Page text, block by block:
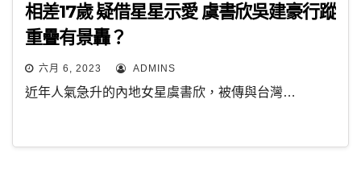
相差17歲 疑借星星示愛 虞書欣吳建豪行蹤
重疊有景轟？
六月 6, 2023 ADMINS
近年人氣急升的內地女星虞書欣，被傳與台灣…